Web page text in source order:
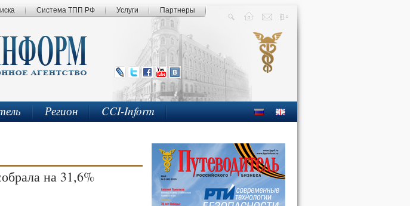
Система ТПП РФ Услуги Партнеры
Регион CCI-Inform
на 31,6%